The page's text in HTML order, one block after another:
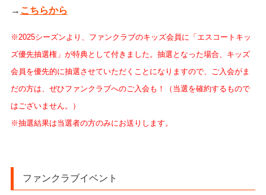
→ こちらから
※2025シーズンより、ファンクラブのキッズ会員に「エスコートキッ
ズ優先抽選権」が特典として付きました。抽選となった場合、キッズ
会員を優先的に抽選させていただくことになりますので、ご入会がま
だの方は、ぜひファンクラブへのご入会も！（当選を確約するもので
はございません。）
※抽選結果は当選者の方のみにお送りします。
ファンクラブイベント